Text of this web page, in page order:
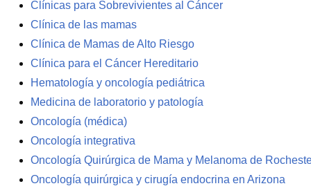
Clínicas para Sobrevivientes al Cáncer
Clínica de las mamas
Clínica de Mamas de Alto Riesgo
Clínica para el Cáncer Hereditario
Hematología y oncología pediátrica
Medicina de laboratorio y patología
Oncología (médica)
Oncología integrativa
Oncología Quirúrgica de Mama y Melanoma de
Oncología quirúrgica y cirugía endocrina en Arizona